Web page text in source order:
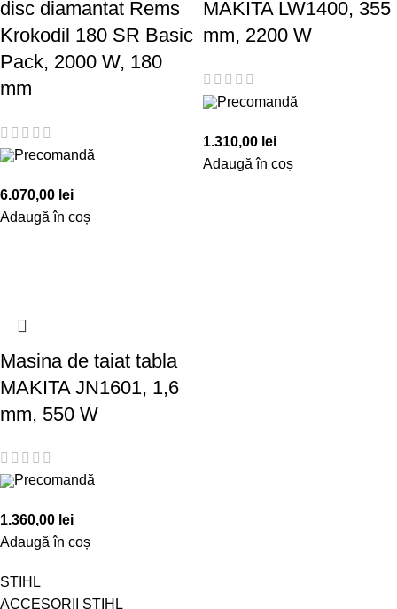
STIHL
ACCESORII STIHL
disc diamantat Rems
Krokodil 180 SR Basic
Pack, 2000 W, 180
mm
Precomandă
6.070,00 lei
Adaugă în coș
MAKITA LW1400, 355
mm, 2200 W
Precomandă
1.310,00 lei
Adaugă în coș
Masina de taiat tabla
MAKITA JN1601, 1,6
mm, 550 W
Precomandă
1.360,00 lei
Adaugă în coș